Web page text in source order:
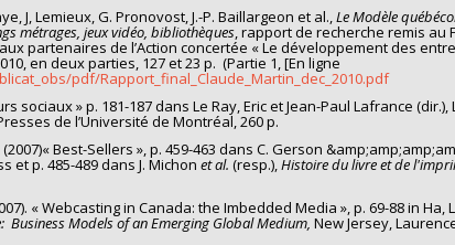
J, Lemieux, G. Pronovost, J.-P. Baillargeon et al.,Le Modèle
métrages, jeux vidéo, bibliothèques, rapport de recherche remis au
partenaires de l’Action concertée « Le développement des
en deux parties, 127 et 23 p. (Partie 1, [En ligne
pdf/Rapport_final_Claude_Martin_dec_2010.pdf
sociaux » p. 181-187 dans Le Ray, Eric et Jean-Paul Lafrance
de l’Université de Montréal, 260 p.
(2007)« Best-Sellers », p. 459-463 dans C. Gerson
et p. 485-489 dans J. Michon etal. (resp.),Histoire du livre et de
« Webcasting in Canada: the Imbedded Media », p. 69-88 in
Business Models of an Emerging Global Medium, New Jersey,